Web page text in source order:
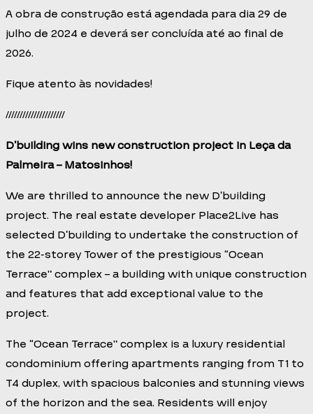
A obra de construção está agendada para dia 29 de
julho de 2024 e deverá ser concluída até ao final de
2026.
Fique atento às novidades!
/////////////////////
D’building wins new construction project in Leça da
Palmeira – Matosinhos!
We are thrilled to announce the new D’building
project. The real estate developer Place2Live has
selected D’building to undertake the construction of
the 22-storey Tower of the prestigious “Ocean
Terrace” complex – a building with unique construction
and features that add exceptional value to the
project.
The “Ocean Terrace” complex is a luxury residential
condominium offering apartments ranging from T1 to
T4 duplex, with spacious balconies and stunning views
of the horizon and the sea. Residents will enjoy